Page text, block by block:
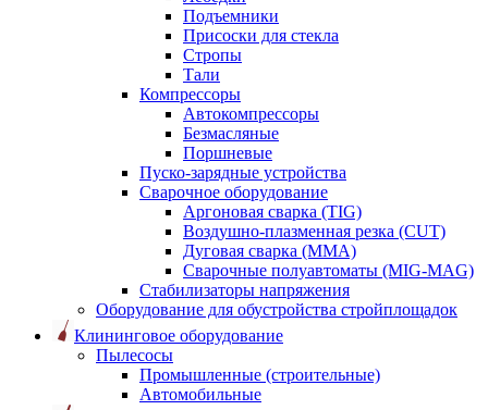
Подъемники
Присоски для стекла
Стропы
Тали
Компрессоры
Автокомпрессоры
Безмасляные
Поршневые
Пуско-зарядные устройства
Сварочное оборудование
Аргоновая сварка (TIG)
Воздушно-плазменная резка (CUT)
Дуговая сварка (ММА)
Сварочные полуавтоматы (MIG-MAG)
Стабилизаторы напряжения
Оборудование для обустройства стройплощадок
Клининговое оборудование
Пылесосы
Промышленные (строительные)
Автомобильные